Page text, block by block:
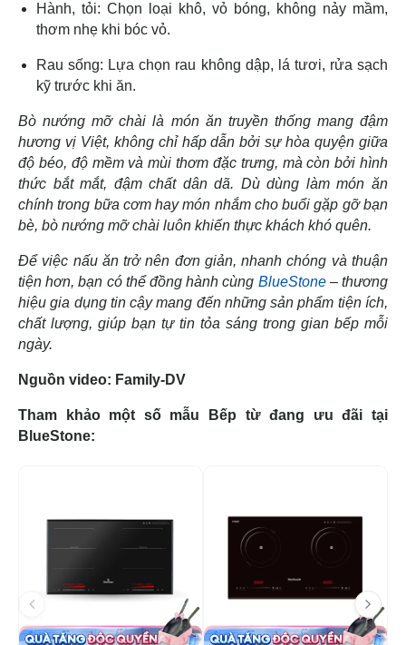
Hành, tỏi: Chọn loại khô, vỏ bóng, không nảy mầm,
thơm nhẹ khi bóc vỏ.
Rau sống: Lựa chọn rau không dập, lá tươi, rửa sạch
kỹ trước khi ăn.
Bò nướng mỡ chài là món ăn truyền thống mang đậm
hương vị Việt, không chỉ hấp dẫn bởi sự hòa quyện giữa
độ béo, độ mềm và mùi thơm đặc trưng, mà còn bởi hình
thức bắt mắt, đậm chất dân dã. Dù dùng làm món ăn
chính trong bữa cơm hay món nhắm cho buổi gặp gỡ bạn
bè, bò nướng mỡ chài luôn khiến thực khách khó quên.
Để việc nấu ăn trở nên đơn giản, nhanh chóng và thuận
tiện hơn, bạn có thể đồng hành cùng BlueStone – thương
hiệu gia dụng tin cậy mang đến những sản phẩm tiện ích,
chất lượng, giúp bạn tự tin tỏa sáng trong gian bếp mỗi
ngày.
Nguồn video: Family-DV
Tham khảo một số mẫu Bếp từ đang ưu đãi tại
BlueStone: